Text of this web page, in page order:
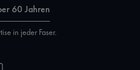
60 Jahren
in jeder Faser.